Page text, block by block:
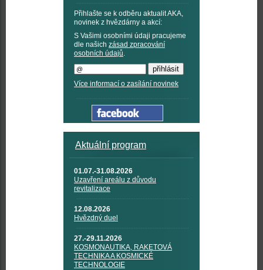
Přihlašte se k odběru aktualit AKA,
novinek z hvězdárny a akcí:
S Vašimi osobními údaji pracujeme
dle našich zásad zpracování
osobních údajů.
Více informací o zasílání novinek
Aktuální program
01.07.-31.08.2026
Uzavření areálu z důvodu
revitalizace
12.08.2026
Hvězdný duel
27.-29.11.2026
KOSMONAUTIKA, RAKETOVÁ
TECHNIKA A KOSMICKÉ
TECHNOLOGIE